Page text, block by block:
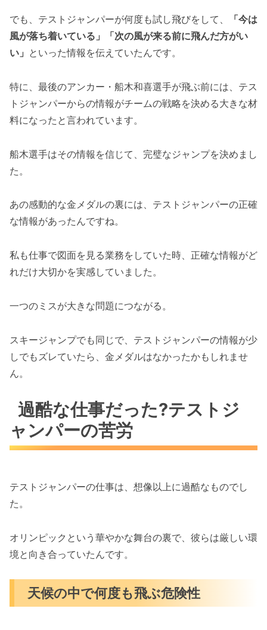
でも、テストジャンパーが何度も試し飛びをして、
「今は
風が落ち着いている」「次の風が来る前に飛んだ方がい
い」 といった情報を伝えていたんです。
特に、最後のアンカー・船木和喜選手が飛ぶ前には、テス
トジャンパーからの情報がチームの戦略を決める大きな材
料になったと言われています。
船木選手はその情報を信じて、完璧なジャンプを決めまし
た。
あの感動的な金メダルの裏には、テストジャンパーの正確
な情報があったんですね。
私も仕事で図面を見る業務をしていた時、正確な情報がど
れだけ大切かを実感していました。
一つのミスが大きな問題につながる。
スキージャンプでも同じで、テストジャンパーの情報が少
しでもズレていたら、金メダルはなかったかもしれませ
ん。
過酷な仕事だった?テストジ
ャンパーの苦労
テストジャンパーの仕事は、想像以上に過酷なものでし
た。
オリンピックという華やかな舞台の裏で、彼らは厳しい環
境と向き合っていたんです。
天候の中で何度も飛ぶ危険性